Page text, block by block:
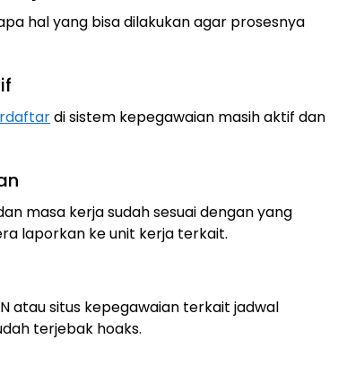
hal yang bisa dilakukan agar prosesnya
di sistem kepegawaian masih aktif dan
masa kerja sudah sesuai dengan yang
laporkan ke unit kerja terkait.
atau situs kepegawaian terkait jadwal
terjebak hoaks.